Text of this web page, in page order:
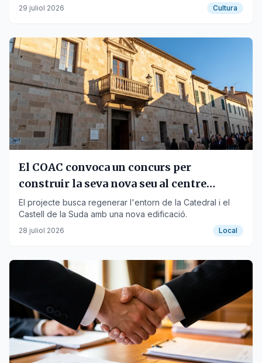
29 juliol 2026 Cultura
El COAC convoca un concurs per
construir la seva nova seu al centre
històric de Tortosa
El projecte busca regenerar l'entorn de la Catedral i el
Castell de la Suda amb una nova edificació.
28 juliol 2026 Local